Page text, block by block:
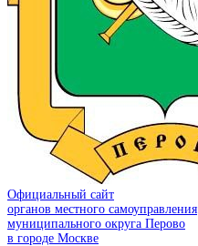
Официальный сайт
органов местного самоуправления
муниципального округа Перово
в городе Москве